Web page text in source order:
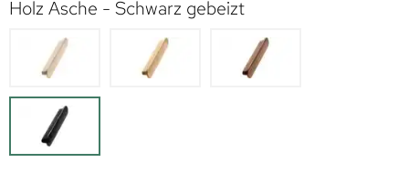
Holz Asche - Schwarz gebeizt